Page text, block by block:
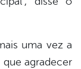
uma vez a
agradecer